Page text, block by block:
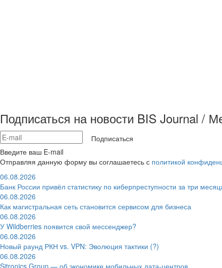
Подписаться на новости BIS Journal /
Подписаться
Введите ваш E-mail
Отправляя данную форму вы соглашаетесь с политикой
06.08.2026
Банк России привёл статистику по киберпреступности за три
06.08.2026
Как магистральная сеть становится сервисом для бизнеса
06.08.2026
У Wildberries появится свой мессенджер?
06.08.2026
Новый раунд РКН vs. VPN: Эволюция тактики (?)
06.08.2026